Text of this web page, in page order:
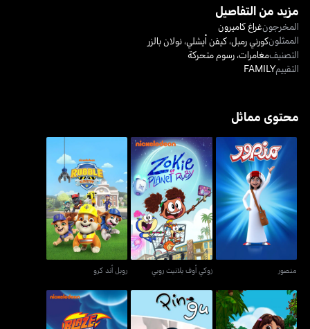
مزيد من التفاصيل
المخرجونغراغ كاميرون
الممثلونكورني رمبل،كيفن أيشلي،نولان بالزر
التصنيفمغامرات،رسوم متحركة
التقييمFAMILY
محتوى مماثل
منصور
منصور
زوكي أوف بلانيت روبي
زوكي أوف بلانيت روبي
روبل أند كرو
روبل أند كرو